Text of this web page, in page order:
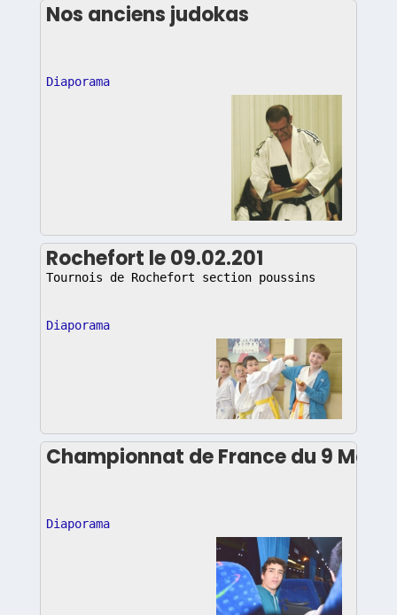
Nos anciens judokas
Diaporama
Rochefort le 09.02.201
Tournois de Rochefort section poussins
Diaporama
Championnat de France du 9 Mars
Diaporama